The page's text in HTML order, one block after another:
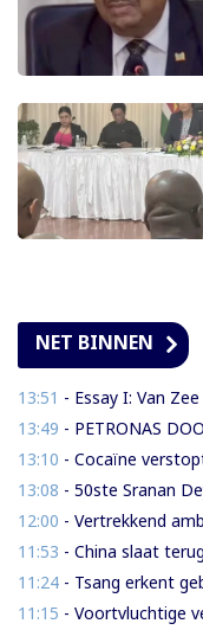
NET BINNEN
13:51 - Essay I: Van Zee naar Land - Wat
13:49 - PETRONAS DOORBREEKT GRENS VAN 1 MILJARD
13:10 - Cocaïne verstopt in
13:08 - 50ste Sranan Dey verbindt
12:00 - Vertrekkend ambassadeur
11:53 - China slaat terug met
11:24 - Tsang erkent gebrekkige
11:15 - Voortvluchtige verdachte